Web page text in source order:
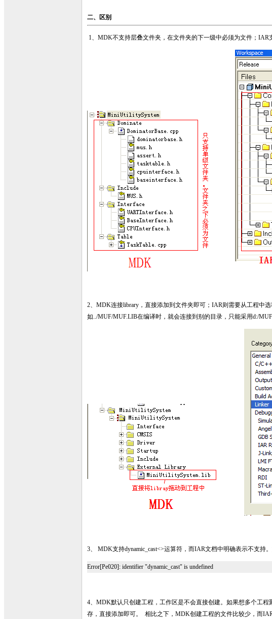
二、区别
1、MDK不支持层叠文件夹，在文件夹的下一级中必须为文件；IAR
2、MDK连接library，直接添加到文件夹即可；IAR则需要从工程中
如../MUF/MUF.LIB在编译时，就会连接到别的目录，只能采用d:/
3、 MDK支持dynamic_cast<>运算符，而IAR文档中明确表示不支持
Error[Pe020]: identifier "dynamic_cast" is undefined
4、MDK默认只创建工程，工作区是不会直接创建。如果想多个工
存，直接添加即可。 相比之下，MDK创建工程的文件比较少，而